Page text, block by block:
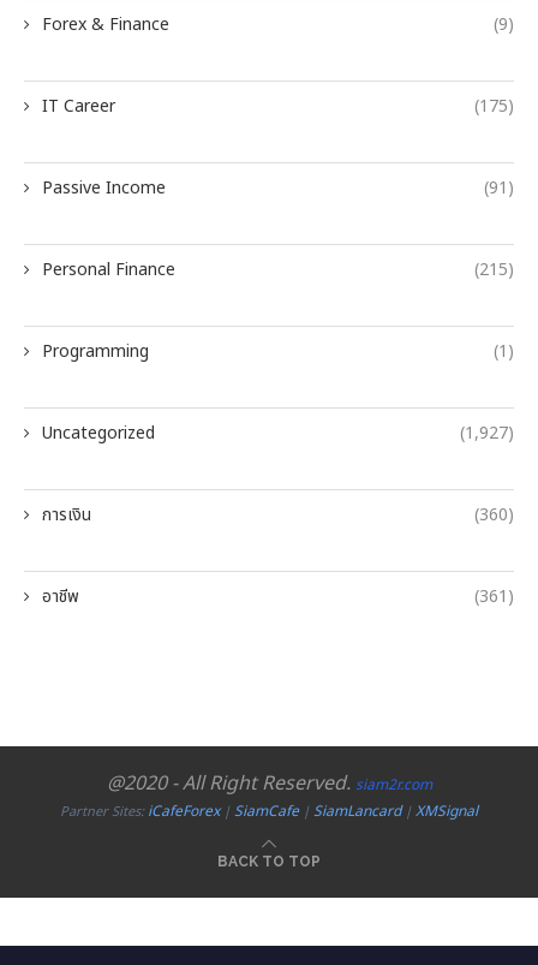
Forex & Finance (9)
IT Career (175)
Passive Income (91)
Personal Finance (215)
Programming (1)
Uncategorized (1,927)
การเงิน (360)
อาชีพ (361)
@2020 - All Right Reserved. siam2r.com
Partner Sites:iCafeForex|SiamCafe|SiamLancard|XMSignal
BACK TO TOP